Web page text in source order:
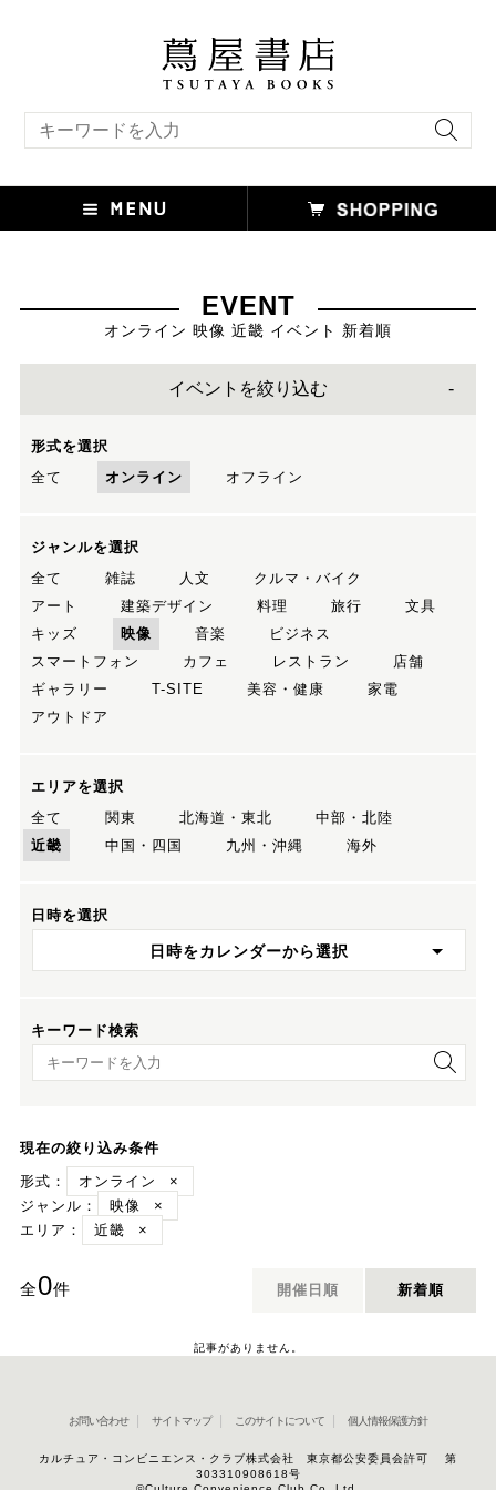
EVENT
オンライン 映像 近畿 イベント 新着順
イベントを絞り込む
形式を選択
全て
オンライン オフライン
ジャンルを選択
全て
雑誌 人文
クルマ・バイク
アート
建築デザイン 料理 旅行
文具
キッズ
映像 音楽
ビジネス
スマートフォン
カフェ レストラン
店舗
ギャラリー
T-SITE 美容・健康
家電
アウトドア
エリアを選択
全て
関東 北海道・東北
中部・北陸
近畿
中国・四国 九州・沖縄 海外
日時を選択
日時をカレンダーから選択
キーワード検索
キーワード検索
現在の絞り込み条件
形式：
オンライン
×
ジャンル：
映像
×
エリア：
近畿 ×
全0件 開催日順 新着順
記事がありません。
お問い合わせ サイトマップ このサイトについて 個人情報保護方針
カルチュア・コンビニエンス・クラブ株式会社 東京都公安委員会許可 第
303310908618号